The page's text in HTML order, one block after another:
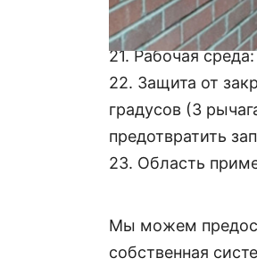
20. Время
21. Рабочая
22. Защита от
градусов (3
предотвратить
23. Область
Мы можем
собственная